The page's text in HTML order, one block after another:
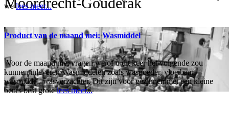
welees meer...
Product van de maand mei: Wasmiddel
Voor de maand mei vragen we of u dit keer het volgende zou
kunnen inleveren:Wasmiddelen zoals waspoeder, vloeibaar
wasmiddel, wasverzachter. Dit zijn voor gezinnen met een kleine
beurs best grotelees meer...